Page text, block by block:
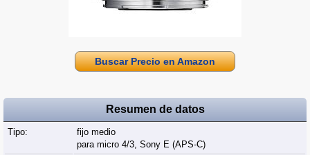
Buscar Precio en Amazon
Resumen de datos
Tipo:
fijo medio
para micro 4/3, Sony E (APS‑C)